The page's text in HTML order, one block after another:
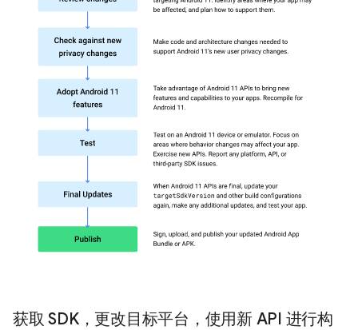
获取 SDK，更改目标平台，使用新 API 进行构